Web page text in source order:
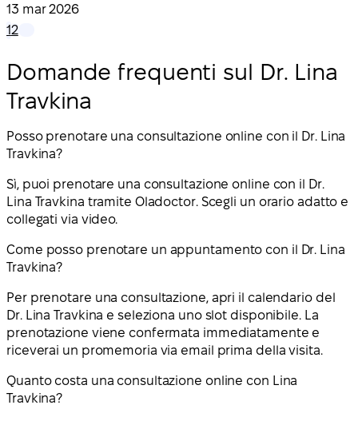
13 mar 2026
12
Domande frequenti sul Dr. Lina
Travkina
Posso prenotare una consultazione online con il Dr. Lina
Travkina?
Sì, puoi prenotare una consultazione online con il Dr.
Lina Travkina tramite Oladoctor. Scegli un orario adatto e
collegati via video.
Come posso prenotare un appuntamento con il Dr. Lina
Travkina?
Per prenotare una consultazione, apri il calendario del
Dr. Lina Travkina e seleziona uno slot disponibile. La
prenotazione viene confermata immediatamente e
riceverai un promemoria via email prima della visita.
Quanto costa una consultazione online con Lina
Travkina?